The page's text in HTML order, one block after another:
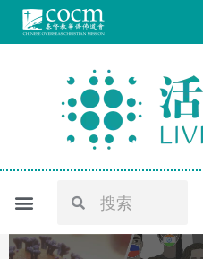
SearchSearch